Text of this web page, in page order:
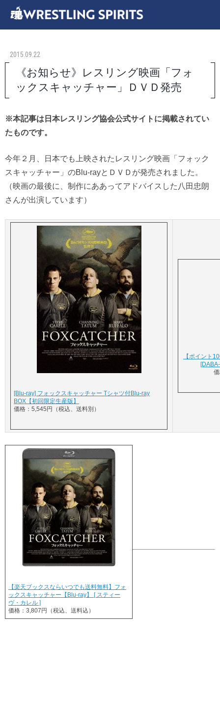
2015.09.22
《お知らせ》レスリング映画「フォ
ックスキャッチャー」ＤＶＤ発売
※本記事は日本レスリング協会公式サイトに掲載されてい
たものです。
今年２月、日本でも上映されたレスリング映画「フォック
スキャッチャー」のBlu-rayとＤＶＤが発売されました。
（映画の最後に、制作にああってアドバイスした八田忠朗
さんが出演しています）
[Blu-ray] フォックスキャッチャー Tシャツ付Blu-ray
BOX【初回限定生産版】
価格：5,545円（税込、送料別）
【ポイント
【楽天ブックスならいつでも送料無料】フォ
ックスキャッチャー【Blu-ray】 [ スティー
ヴ・カレル ]
価格：3,807円（税込、送料込）